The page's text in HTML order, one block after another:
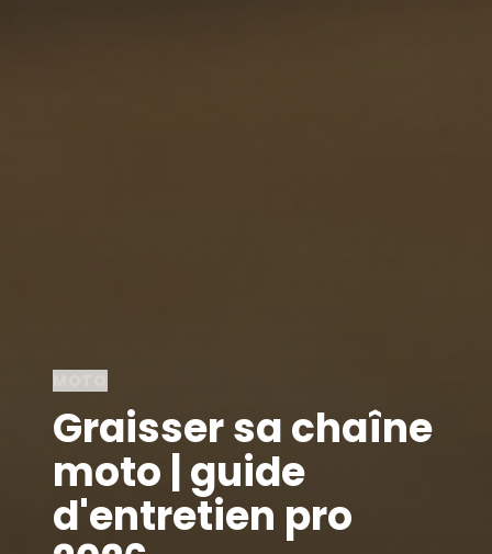
Graisser sa chaîne
moto | guide
d'entretien pro